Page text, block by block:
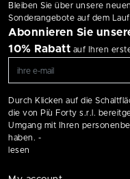
Bleiben Sie über unsere
Sonderangebote auf dem
Abonnieren Sie
10% Rabatt auf Ihren
Durch Klicken auf die
die von Più Forty s.r.l.
Umgang mit Ihren
haben. -
lesen